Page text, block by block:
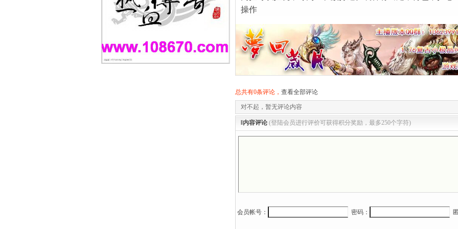
操作
总共有0条评论， 查看全部评论
对不起，暂无评论内容
‖内容评论 (登陆会员进行评价可获得积分奖励，最多250个字符)
会员帐号： 密码：